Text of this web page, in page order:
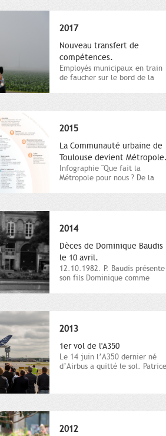
2017
Nouveau transfert de
compétences.
Employés municipaux en train
de faucher sur le bord de la
2015
La Communauté urbaine de
Toulouse devient Métropole.
Infographie "Que fait la
Métropole pour nous ? De la
2014
Dèces de Dominique Baudis
le 10 avril.
12.10.1982. P. Baudis présente
son fils Dominique comme
2013
1er vol de l'A350
Le 14 juin l’A350 dernier né
d’Airbus a quitté le sol. Patrice
2012